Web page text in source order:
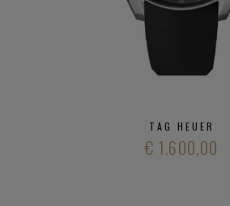
TAG HEUER
€ 1.600,00